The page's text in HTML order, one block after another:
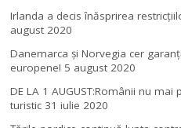
Irlanda a decis înăsprirea
august 2020
Danemarca și Norvegia cer
europene! 5 august 2020
DE LA 1 AUGUST:Românii nu
turistic 31 iulie 2020